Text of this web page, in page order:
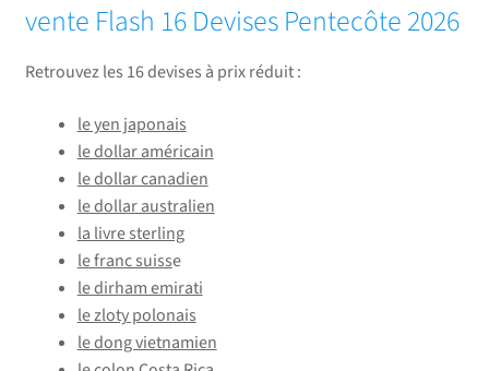
vente Flash 16 Devises Pentecôte 2026
Retrouvez les 16 devises à prix réduit :
le yen japonais
le dollar américain
le dollar canadien
le dollar australien
la livre sterling
le franc suisse
le dirham emirati
le zloty polonais
le dong vietnamien